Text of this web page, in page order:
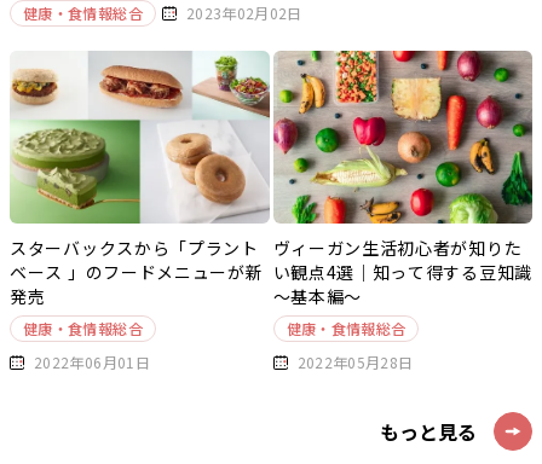
健康・食情報総合 2023年02月02日
スターバックスから「プラント
ベース 」のフードメニューが新
発売
健康・食情報総合
2022年06月01日
ヴィーガン生活初心者が知りた
い観点4選｜知って得する豆知識
～基本編～
健康・食情報総合
2022年05月28日
もっと見る